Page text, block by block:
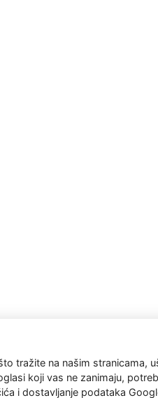
tražite na našim stranicama,
koji vas ne zanimaju,
i dostavljanje podataka